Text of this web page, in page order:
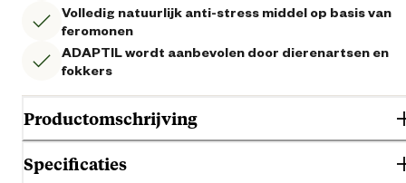
Volledig natuurlijk anti-stress middel op basis van
feromonen
ADAPTIL wordt aanbevolen door dierenartsen en
fokkers
Productomschrijving
Specificaties